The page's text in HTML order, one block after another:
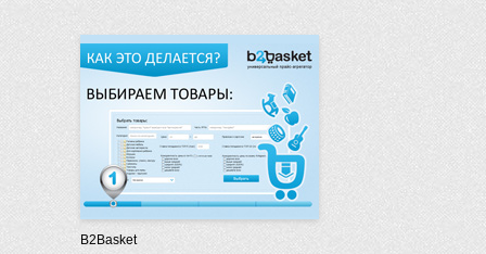
B2Basket